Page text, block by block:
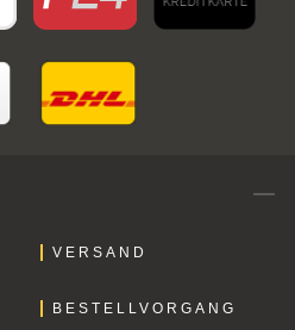
VERSAND
BESTELLVORGANG